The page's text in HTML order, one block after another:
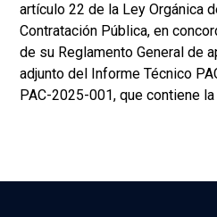
artículo 22 de la Ley Orgánica
Contratación Pública, en
de su Reglamento General de
adjunto del Informe Técnico
PAC-2025-001, que contiene